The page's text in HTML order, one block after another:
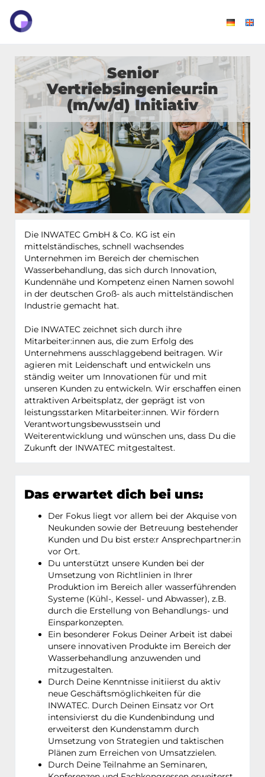
Senior
Vertriebsingenieur:in
(m/w/d) Initiativ
Die INWATEC GmbH & Co. KG ist ein
mittelständisches, schnell wachsendes
Unternehmen im Bereich der chemischen
Wasserbehandlung, das sich durch Innovation,
Kundennähe und Kompetenz einen Namen sowohl
in der deutschen Groß- als auch mittelständischen
Industrie gemacht hat.
Die INWATEC zeichnet sich durch ihre
Mitarbeiter:innen aus, die zum Erfolg des
Unternehmens ausschlaggebend beitragen. Wir
agieren mit Leidenschaft und entwickeln uns
ständig weiter um Innovationen für und mit
unseren Kunden zu entwickeln. Wir erschaffen einen
attraktiven Arbeitsplatz, der geprägt ist von
leistungsstarken Mitarbeiter:innen. Wir fördern
Verantwortungsbewusstsein und
Weiterentwicklung und wünschen uns, dass Du die
Zukunft der INWATEC mitgestaltest.
Das erwartet dich bei uns:
Der Fokus liegt vor allem bei der Akquise von
Neukunden sowie der Betreuung bestehender
Kunden und Du bist erste:r Ansprechpartner:in
vor Ort.
Du unterstützt unsere Kunden bei der
Umsetzung von Richtlinien in Ihrer
Produktion im Bereich aller wasserführenden
Systeme (Kühl-, Kessel- und Abwasser), z.B.
durch die Erstellung von Behandlungs- und
Einsparkonzepten.
Ein besonderer Fokus Deiner Arbeit ist dabei
unsere innovativen Produkte im Bereich der
Wasserbehandlung anzuwenden und
mitzugestalten.
Durch Deine Kenntnisse initiierst du aktiv
neue Geschäftsmöglichkeiten für die
INWATEC. Durch Deinen Einsatz vor Ort
intensivierst du die Kundenbindung und
erweiterst den Kundenstamm durch
Umsetzung von Strategien und taktischen
Plänen zum Erreichen von Umsatzzielen.
Durch Deine Teilnahme an Seminaren,